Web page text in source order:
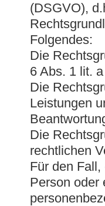
(DSGVO),
Folgendes:
Die
6 Abs. 1 lit.
Die
Leistungen
Die
rechtlichen
Für den
Person oder